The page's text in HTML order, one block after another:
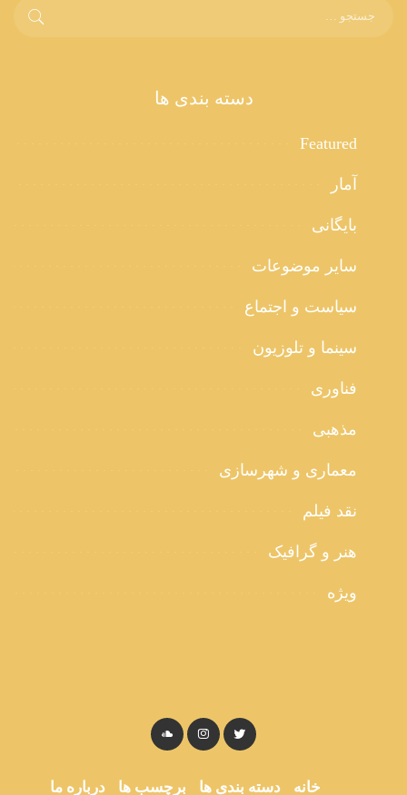
دسته بندی ها
Featured
آمار
بایگانی
سایر موضوعات
سیاست و اجتماع
سینما و تلوزیون
فناوری
مذهبی
معماری و شهرسازی
نقد فیلم
هنر و گرافیک
ویژه
خانه دسته بندی ها برچسب ها درباره ما